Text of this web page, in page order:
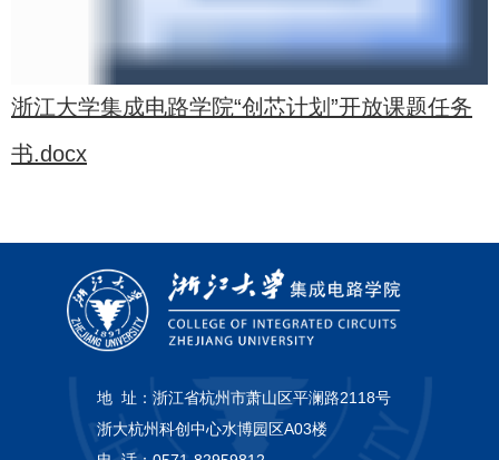
浙江大学集成电路学院“创芯计划”开放课题任务
书.docx
地 址： 浙江省杭州市萧山区平澜路2118号
浙大杭州科创中心水博园区A03楼